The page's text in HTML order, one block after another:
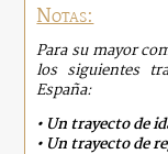
Notas:
Para su mayor
los siguientes
España:
• Un trayecto de
• Un trayecto de